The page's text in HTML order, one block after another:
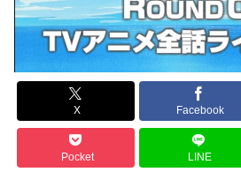
X Facebook
Pocket LINE